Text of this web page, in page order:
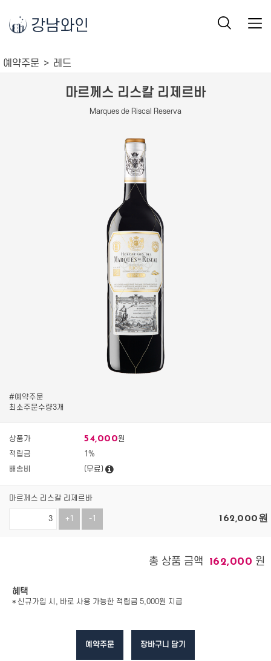
강남와인
예약주문 레드
마르께스 리스칼 리제르바
Marques de Riscal Reserva
#예약주문
최소주문수량3개
상품가 54,000원
적립금
1%
배송비
(무료)
마르께스 리스칼 리제르바
+1 -1 162,000원
총 상품 금액 162,000 원
혜택
* 신규가입 시, 바로 사용 가능한 적립금 5,000원 지급
예약주문 장바구니 담기